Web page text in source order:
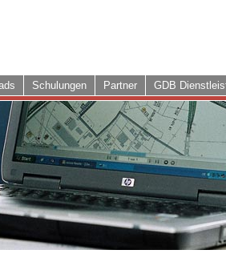
Schulungen Partner GDB